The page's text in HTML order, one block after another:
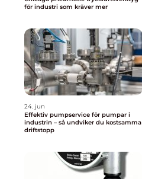
för industri som kräver mer
24. jun
Effektiv pumpservice för pumpar i
industrin – så undviker du kostsamma
driftstopp